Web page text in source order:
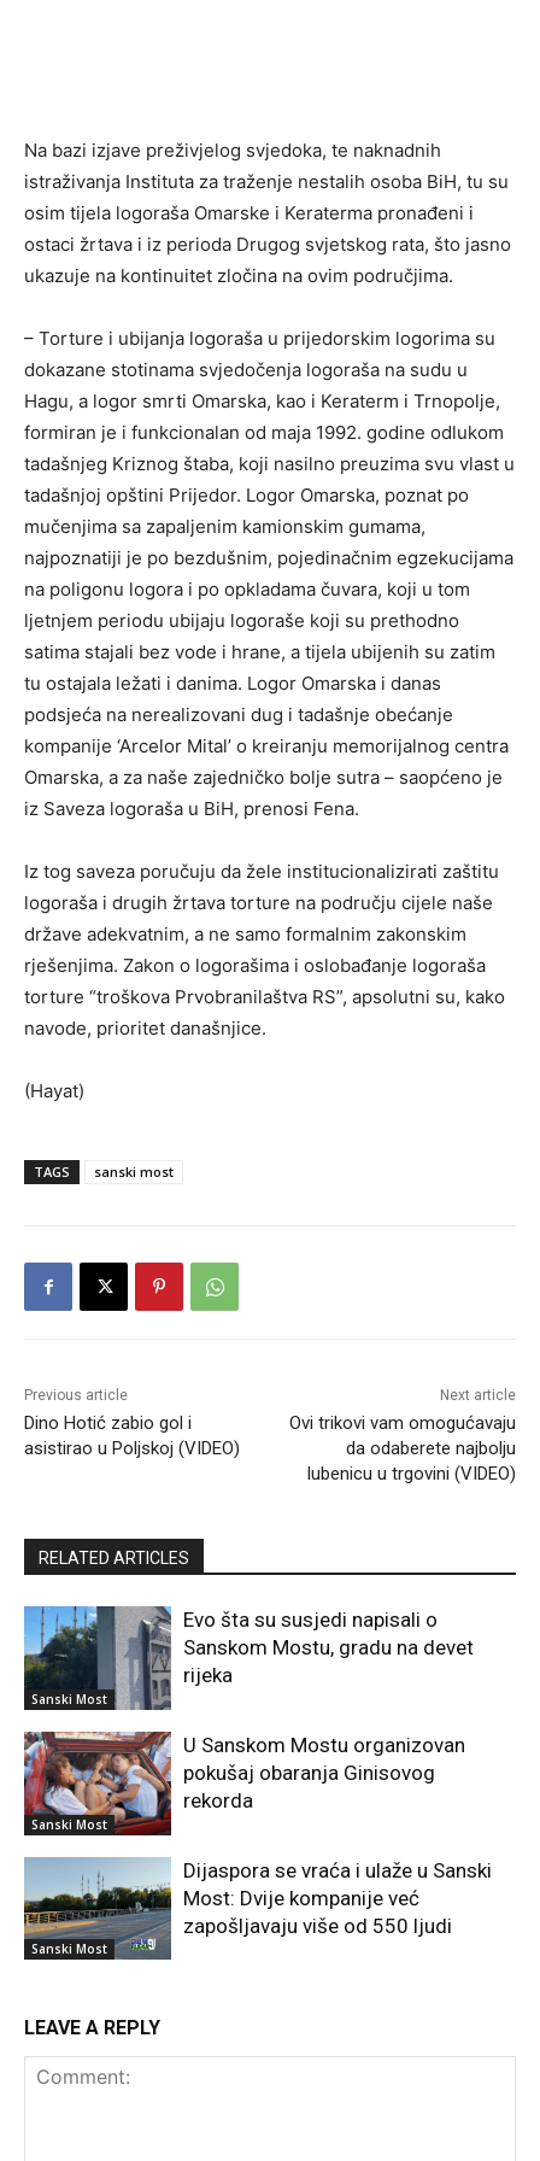
Na bazi izjave preživjelog svjedoka, te naknadnih
istraživanja Instituta za traženje nestalih osoba BiH, tu su
osim tijela logoraša Omarske i Keraterma pronađeni i
ostaci žrtava i iz perioda Drugog svjetskog rata, što jasno
ukazuje na kontinuitet zločina na ovim područjima.
– Torture i ubijanja logoraša u prijedorskim logorima su
dokazane stotinama svjedočenja logoraša na sudu u
Hagu, a logor smrti Omarska, kao i Keraterm i Trnopolje,
formiran je i funkcionalan od maja 1992. godine odlukom
tadašnjeg Kriznog štaba, koji nasilno preuzima svu vlast u
tadašnjoj opštini Prijedor. Logor Omarska, poznat po
mučenjima sa zapaljenim kamionskim gumama,
najpoznatiji je po bezdušnim, pojedinačnim egzekucijama
na poligonu logora i po opkladama čuvara, koji u tom
ljetnjem periodu ubijaju logoraše koji su prethodno
satima stajali bez vode i hrane, a tijela ubijenih su zatim
tu ostajala ležati i danima. Logor Omarska i danas
podsjeća na nerealizovani dug i tadašnje obećanje
kompanije ‘Arcelor Mital’ o kreiranju memorijalnog centra
Omarska, a za naše zajedničko bolje sutra – saopćeno je
iz Saveza logoraša u BiH, prenosi Fena.
Iz tog saveza poručuju da žele institucionalizirati zaštitu
logoraša i drugih žrtava torture na području cijele naše
države adekvatnim, a ne samo formalnim zakonskim
rješenjima. Zakon o logorašima i oslobađanje logoraša
torture “troškova Prvobranilaštva RS”, apsolutni su, kako
navode, prioritet današnjice.
(Hayat)
TAGS sanski most
Previous article
Dino Hotić zabio gol i
asistirao u Poljskoj (VIDEO)
Next article
Ovi trikovi vam omogućavaju
da odaberete najbolju
lubenicu u trgovini (VIDEO)
RELATED ARTICLES
Sanski Most
Evo šta su susjedi napisali o
Sanskom Mostu, gradu na devet
rijeka
Sanski Most
U Sanskom Mostu organizovan
pokušaj obaranja Ginisovog
rekorda
Sanski Most
Dijaspora se vraća i ulaže u Sanski
Most: Dvije kompanije već
zapošljavaju više od 550 ljudi
LEAVE A REPLY